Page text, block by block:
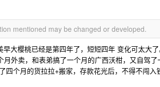
mentioned may be changed or developed.
大樱桃已经是第四年了，短短四年 变化可太大
外卖，和表弟搞了一个月的广西沃柑，又自驾
个月的货拉拉+搬家，存款花光后，不得不闯入